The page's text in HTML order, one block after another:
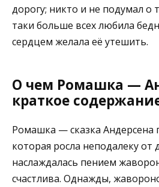
дорогу; никто и не подумал о
таки больше всех любила
сердцем желала её утешить.
О чем Ромашка —
краткое
Ромашка — сказка Андерсена
которая росла неподалеку от
наслаждалась пением
счастлива. Однажды,